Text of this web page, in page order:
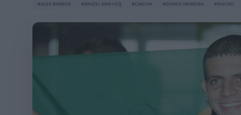
#ALEX BARROS #BRAZIL NAGYDÍJ #CAGIVA #DIOGO MOREIRA #DUCATI